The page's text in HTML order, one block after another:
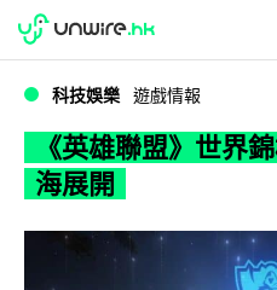
WWDC 2026
科技娛樂 遊戲情報
《英雄聯盟》世界
海展開